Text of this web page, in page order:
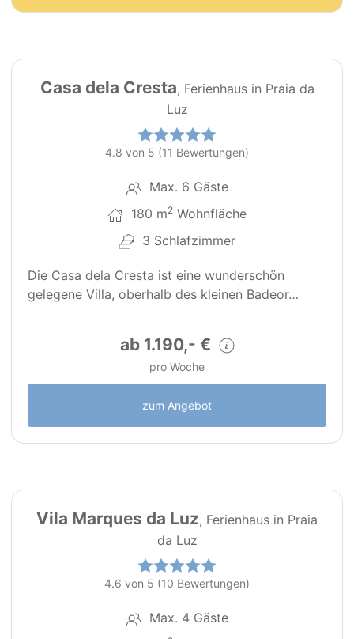
Casa dela Cresta, Ferienhaus in Praia da
Luz
4.8 von 5 (11 Bewertungen)
Max. 6 Gäste
180 m2 Wohnfläche
3 Schlafzimmer
Die Casa dela Cresta ist eine wunderschön
gelegene Villa, oberhalb des kleinen Badeor…
ab 1.190,- €
pro Woche
zum Angebot
Vila Marques da Luz, Ferienhaus in Praia
da Luz
4.6 von 5 (10 Bewertungen)
Max. 4 Gäste